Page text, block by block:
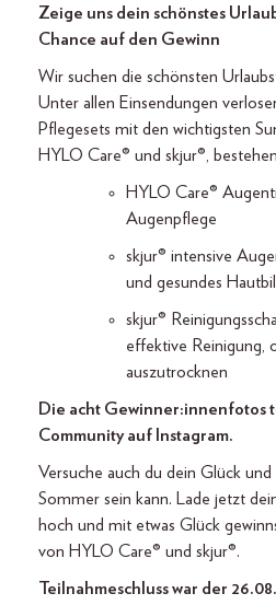
Zeige uns dein schönstes
Chance auf den Gewinn
Wir suchen die schönsten
Unter allen Einsendungen
Pflegesets mit den wichtigsten
HYLO Care® und skjur®,
HYLO Care®
Augenpflege
skjur® intensive
und gesundes
skjur®
effektive Reinigung,
auszutrocknen
Die acht Gewinner:innenfotos
Community auf Instagram.
Versuche auch du dein Glück
Sommer sein kann. Lade jetzt
hoch und mit etwas Glück
von HYLO Care® und skjur®.
Teilnahmeschluss war der